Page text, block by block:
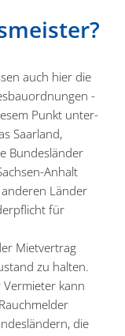
auch hier die
-
Punkt unter­
Saarland,
Bundes­länder
Anhalt
Länder
für
Mietvertrag
zu halten.
kann
die